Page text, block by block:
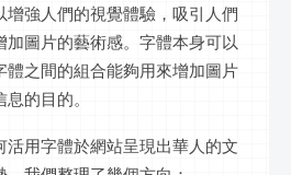
強人們的視覺體驗，吸引人們
加圖片的藝術感。字體本身可以
體之間的組合能夠用來增加圖片
的目的。
用字體於網站呈現出華人的文